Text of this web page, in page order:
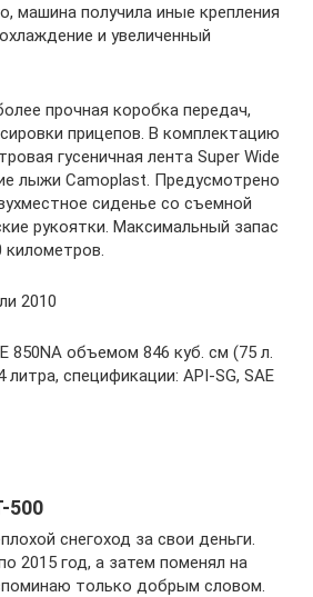
машина получила иные крепления
и увеличенный
прочная коробка передач,
прицепов. В комплектацию
гусеничная лента Super Wide
лыжи Camoplast. Предусмотрено
сиденье со съемной
рукоятки. Максимальный запас
километров.
2010
850NA объемом 846 куб. см (75 л.
спецификации: API-SG, SAE
500
снегоход за свои деньги.
2015 год, а затем поменял на
только добрым словом.